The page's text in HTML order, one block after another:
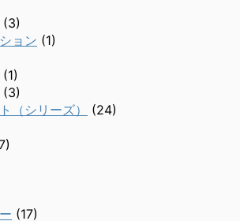
(3)
ョン (1)
(1)
(3)
（シリーズ）
(24)
(17)